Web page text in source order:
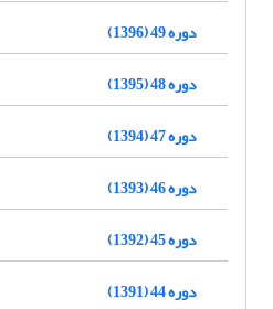
دوره 49 (1396)
دوره 48 (1395)
دوره 47 (1394)
دوره 46 (1393)
دوره 45 (1392)
دوره 44 (1391)